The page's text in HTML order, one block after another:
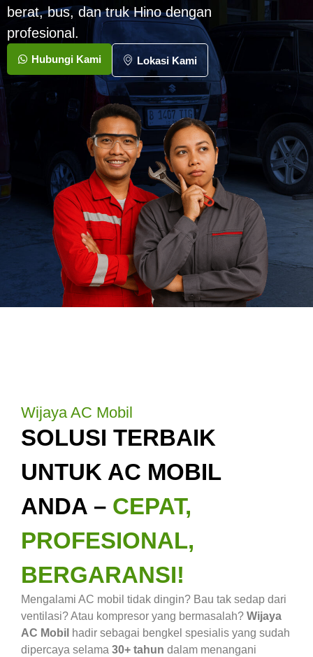
berat, bus, dan truk Hino dengan
profesional.
Hubungi Kami Lokasi Kami
Wijaya AC Mobil
SOLUSI TERBAIK
UNTUK AC MOBIL
ANDA – CEPAT,
PROFESIONAL,
BERGARANSI!
Mengalami AC mobil tidak dingin? Bau tak sedap dari
ventilasi? Atau kompresor yang bermasalah? Wijaya
AC Mobil hadir sebagai bengkel spesialis yang sudah
dipercaya selama 30+ tahun dalam menangani